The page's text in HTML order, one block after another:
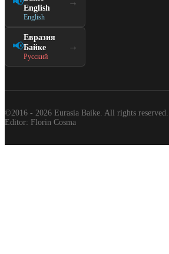
English
English
📢
Евразия
Байке
Русский
→
©2016 - 2026 Eurasia Baike. All rights reserved. |
Editor: Florin Cosma